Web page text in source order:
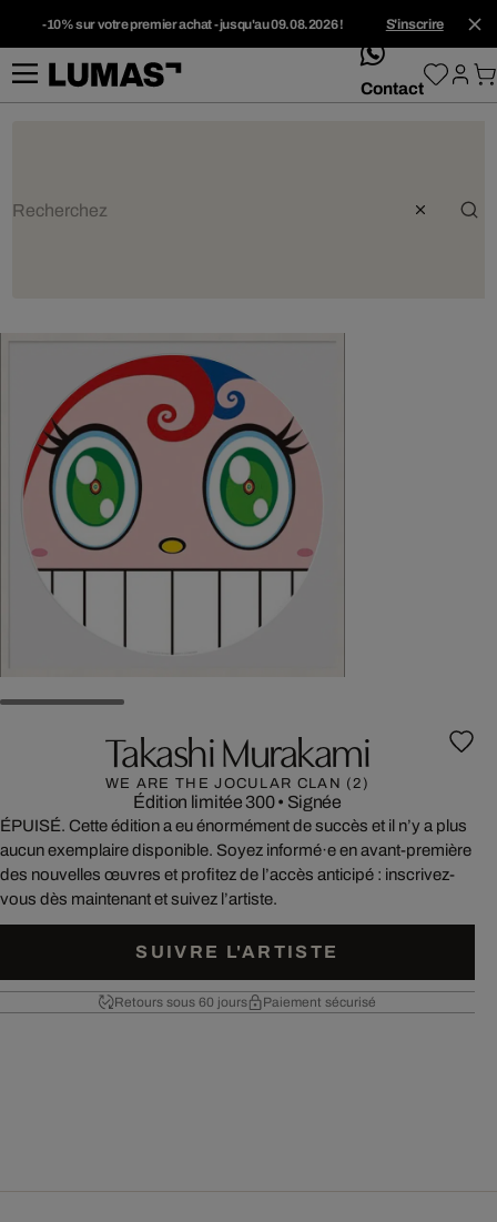
-10% sur votre premier achat - jusqu'au 09.08.2026 ! S'inscrire
whatsApp
Contact
Takashi Murakami
WE ARE THE JOCULAR CLAN (2)
Édition limitée 300• Signée
ÉPUISÉ. Cette édition a eu énormément de succès et il n’y a plus
aucun exemplaire disponible. Soyez informé·e en avant-première
des nouvelles œuvres et profitez de l’accès anticipé : inscrivez-
vous dès maintenant et suivez l’artiste.
SUIVRE L'ARTISTE
Retours sous 60 jours Paiement sécurisé